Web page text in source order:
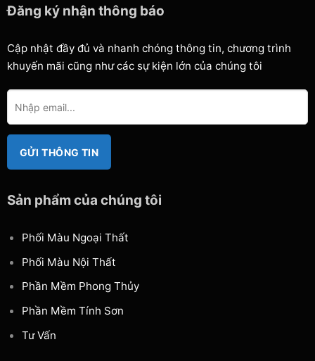
Đăng ký nhận thông báo
Cập nhật đầy đủ và nhanh chóng thông tin, chương trình
khuyến mãi cũng như các sự kiện lớn của chúng tôi
Sản phẩm của chúng tôi
Phối Màu Ngoại Thất
Phối Màu Nội Thất
Phần Mềm Phong Thủy
Phần Mềm Tính Sơn
Tư Vấn